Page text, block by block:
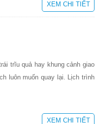
XEM CHI TIẾT
trĩu quả hay khung cảnh giao
luôn muốn quay lại. Lịch trình
XEM CHI TIẾT